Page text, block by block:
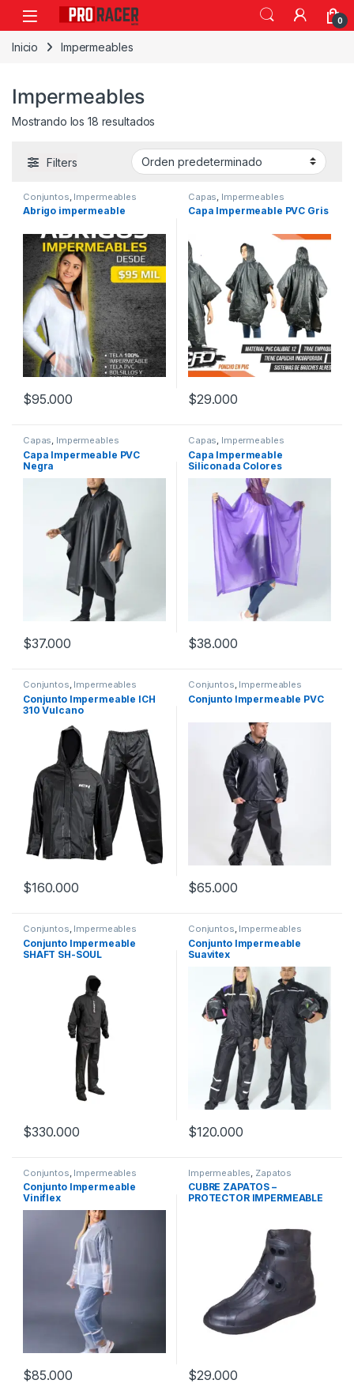
0
Inicio Impermeables
Impermeables
Mostrando los 18 resultados
Filters
Conjuntos Impermeables
Abrigo impermeable
$95.000
Este producto tiene múltiples variantes. Las opciones se
Capas Impermeables
Capa Impermeable PVC Gris
$29.000
Capas, Impermeables
Capa Impermeable PVC
Negra
$37.000
Capas, Impermeables
Capa Impermeable
Siliconada Colores
$38.000
Este producto tiene múltiples
Conjuntos, Impermeables
Conjunto Impermeable ICH
310 Vulcano
$160.000
Este producto tiene múltiples variantes. Las opciones se
Conjuntos, Impermeables
Conjunto Impermeable PVC
$65.000
Este producto tiene múltiples
Conjuntos, Impermeables
Conjunto Impermeable
SHAFT SH-SOUL
$330.000
Este producto tiene múltiples variantes. Las opciones se
Conjuntos, Impermeables
Conjunto Impermeable
Suavitex
$120.000
Este producto tiene múltiples
Conjuntos Impermeables
Conjunto Impermeable
Viniflex
$85.000
Este producto tiene múltiples variantes. Las opciones se
Impermeables Zapatos
CUBRE ZAPATOS –
PROTECTOR IMPERMEABLE
$29.000
Este producto tiene múltiples